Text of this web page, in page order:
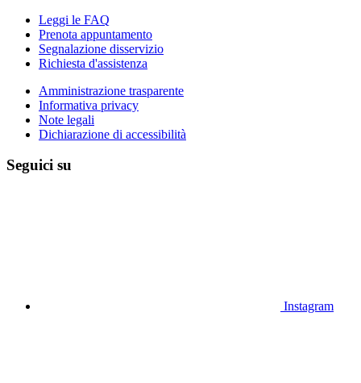
Leggi le FAQ
Prenota appuntamento
Segnalazione disservizio
Richiesta d'assistenza
Amministrazione trasparente
Informativa privacy
Note legali
Dichiarazione di accessibilità
Seguici su
Instagram